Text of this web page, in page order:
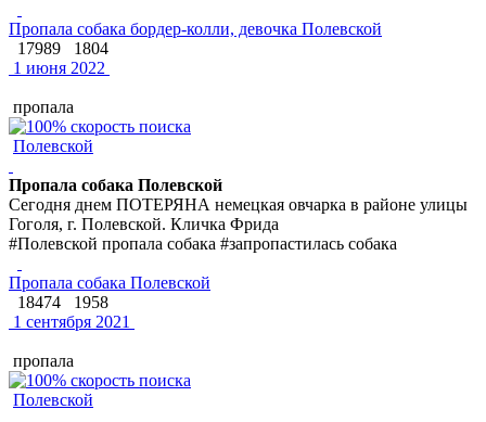
Пропала собака бордер-колли, девочка Полевской
17989
1804
1 июня 2022
пропала
Полевской
Пропала собака Полевской
Сегодня днем ПОТЕРЯНА немецкая овчарка в районе улицы
Гоголя, г. Полевской. Кличка Фрида
#Полевской пропала собака #запропастилась собака
Пропала собака Полевской
18474
1958
1 сентября 2021
пропала
Полевской